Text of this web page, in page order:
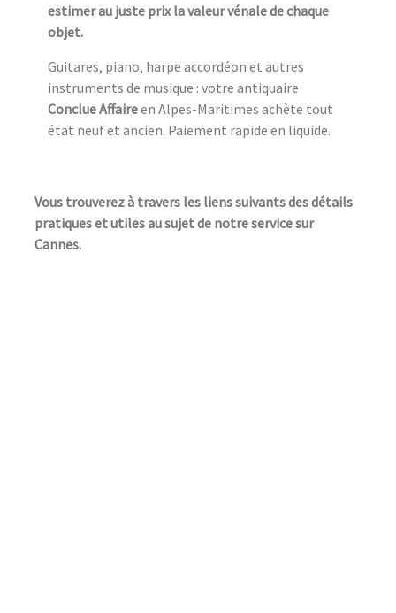
estimer au juste prix la valeur vénale de chaque
objet.
Guitares, piano, harpe accordéon et autres
instruments de musique : votre antiquaire
Conclue Affaireen Alpes-Maritimes achète tout
état neuf et ancien. Paiement rapide en liquide.
Vous trouverez à travers les liens suivants des détails
pratiques et utiles au sujet de notre service sur
Cannes.